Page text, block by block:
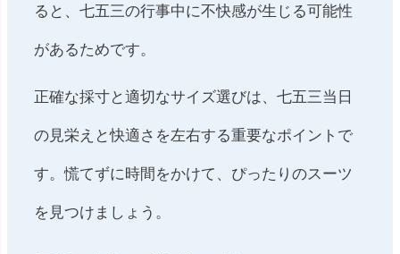
ると、七五三の行事中に不快感が生じる可能性
があるためです。
正確な採寸と適切なサイズ選びは、七五三当日
の見栄えと快適さを左右する重要なポイントで
す。慌てずに時間をかけて、ぴったりのスーツ
を見つけましょう。